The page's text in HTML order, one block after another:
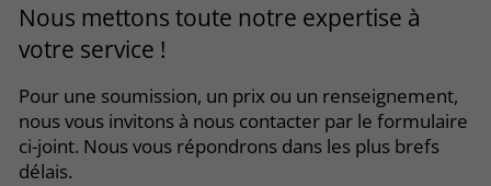
Nous mettons toute notre expertise à
votre service !
Pour une soumission, un prix ou un renseignement,
nous vous invitons à nous contacter par le formulaire
ci-joint. Nous vous répondrons dans les plus brefs
délais.